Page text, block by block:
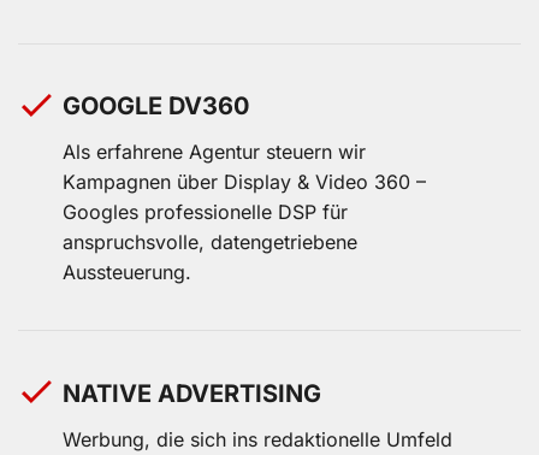
GOOGLE DV360
Als erfahrene Agentur steuern wir
Kampagnen über Display & Video 360 –
Googles professionelle DSP für
anspruchsvolle, datengetriebene
Aussteuerung.
NATIVE ADVERTISING
Werbung, die sich ins redaktionelle Umfeld